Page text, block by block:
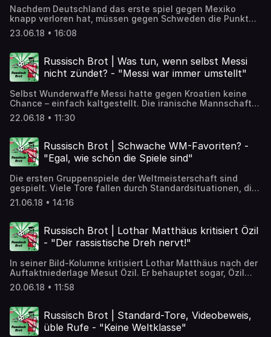
Nachdem Deutschland das erste spiel gegen Mexiko
knapp verloren hat, müssen gegen Schweden die Punkte
her. Kriegt „die Mannschaft“ die Kurve? ➡️ Artikel zum
Nachlesen: https://detektor.fm/gesellschaft/russisch-
23.06.18 • 16:08
Russisch Brot | Was tun, wenn selbst Messi
nicht zündet? - "Messi war immer umstellt"
Selbst Wunderwaffe Messi hatte gegen Kroatien keine
Chance – einfach kaltgestellt. Die iranische Mannschaft
hingegen, sammelt gerade ordentlich Sympathiepunkte.
Und dann steht ja bald auch das nächste
Überblick. ➡️ Artikel zum Nachlesen:
https://detektor.fm/gesellschaft/russisch-brot-kroatien-
stellt-messi-kalt
22.06.18 • 11:30
Russisch Brot | Schwache WM-Favoriten? -
"Egal, wie schön die Spiele sind"
Die ersten Gruppenspiele der Weltmeisterschaft sind
gespielt. Viele Tore fallen durch Standardsituationen, die
Underdogs mauern mit Sechser-Kette und die Favoriten
halten sich zurück. Ist das die WM 2018? ➡️ Artikel zum
brot-schwache-wm-favoriten
21.06.18 • 14:16
Russisch Brot | Lothar Matthäus kritisiert Özil
- "Der rassistische Dreh nervt!"
In seiner Bild-Kolumne kritisiert Lothar Matthäus nach der
Auftaktniederlage Mesut Özil. Er behauptet sogar, Özil
fühle sich im DFB-Dress nicht wohl. Das hat mit Fußball
weniger zu tun als mit Rassismus. Doris Akrap von der taz
https://detektor.fm/gesellschaft/russisch-brot-lothar-
matthaeus-kritisiert-oezil
20.06.18 • 11:58
Russisch Brot | Standard-Tore, Videobeweis,
üble Rufe - "Keine Weltklasse"